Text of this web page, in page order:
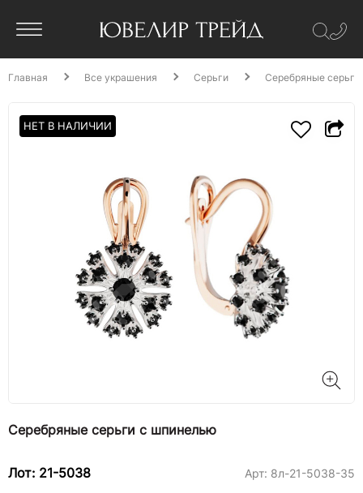
Главная Все украшения Серьги Серебряные
НЕТ В НАЛИЧИИ
Серебряные серьги с шпинелью
Лот: 21-5038 Арт: 8л-21-5038-35